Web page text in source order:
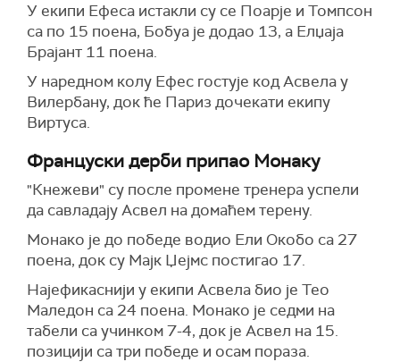
У екипи Ефеса истакли су се Поарје и Томпсон
са по 15 поена, Бобуа је додао 13, а Елџаја
Брајант 11 поена.
У наредном колу Ефес гостује код Асвела у
Вилербану, док ће Париз дочекати екипу
Виртуса.
Француски дерби припао Монаку
"Кнежеви" су после промене тренера успели
да савладају Асвел на домаћем терену.
Монако је до победе водио Ели Окобо са 27
поена, док су Мајк Џејмс постигао 17.
Најефикаснији у екипи Асвела био је Тео
Маледон са 24 поена. Монако је седми на
табели са учинком 7-4, док је Асвел на 15.
позицији са три победе и осам пораза.